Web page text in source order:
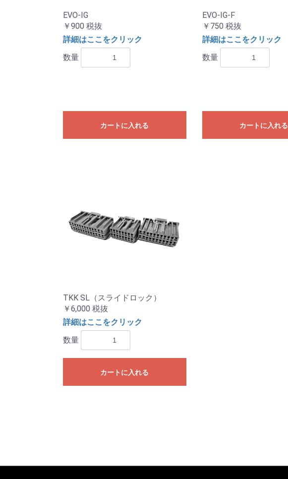
EVO-IG
￥900 税抜
詳細はここをクリック
数量
カートに入れる
EVO-IG-F
￥750 税抜
詳細はここをクリック
数量
カートに入れる
TKK SL（スライドロック）
￥6,000 税抜
詳細はここをクリック
数量
カートに入れる